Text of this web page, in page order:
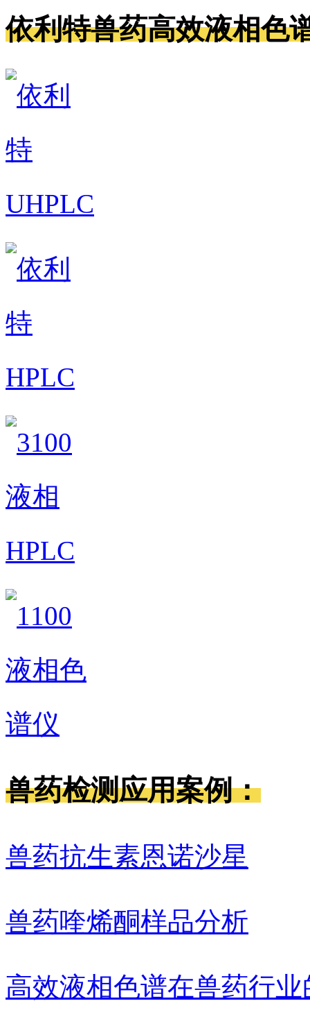
依利特兽药高效液相色
兽药检测应用案例：
兽药抗生素恩诺沙星
兽药喹烯酮样品分析
高效液相色谱在兽药行业